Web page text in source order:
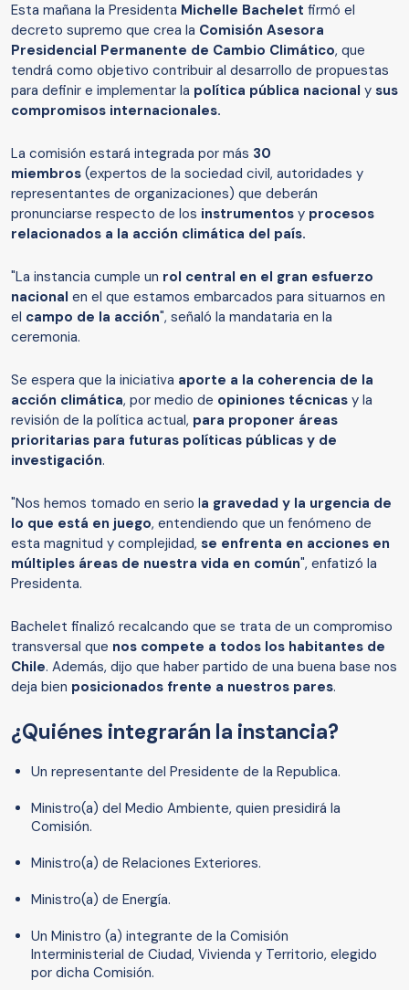
Esta mañana la Presidenta Michelle Bachelet firmó el
decreto supremo que crea la Comisión Asesora
Presidencial Permanente de Cambio Climático, que
tendrá como objetivo contribuir al desarrollo de propuestas
para definir e implementar la política pública nacional y sus
compromisos internacionales.
La comisión estará integrada por más 30
miembros (expertos de la sociedad civil, autoridades y
representantes de organizaciones) que deberán
pronunciarse respecto de los instrumentos y procesos
relacionados a la acción climática del país.
"La instancia cumple un rol central en el gran esfuerzo
nacional en el que estamos embarcados para situarnos en
el campo de la acción", señaló la mandataria en la
ceremonia.
Se espera que la iniciativa aporte a la coherencia de la
acción climática, por medio de opiniones técnicas y la
revisión de la política actual, para proponer áreas
prioritarias para futuras políticas públicas y de
investigación.
"Nos hemos tomado en serio la gravedad y la urgencia de
lo que está en juego, entendiendo que un fenómeno de
esta magnitud y complejidad, se enfrenta en acciones en
múltiples áreas de nuestra vida en común", enfatizó la
Presidenta.
Bachelet finalizó recalcando que se trata de un compromiso
transversal que nos compete a todos los habitantes de
Chile. Además, dijo que haber partido de una buena base nos
deja bien posicionados frente a nuestros pares.
¿Quiénes integrarán la instancia?
Un representante del Presidente de la Republica.
Ministro(a) del Medio Ambiente, quien presidirá la
Comisión.
Ministro(a) de Relaciones Exteriores.
Ministro(a) de Energía.
Un Ministro (a) integrante de la Comisión
Interministerial de Ciudad, Vivienda y Territorio, elegido
por dicha Comisión.